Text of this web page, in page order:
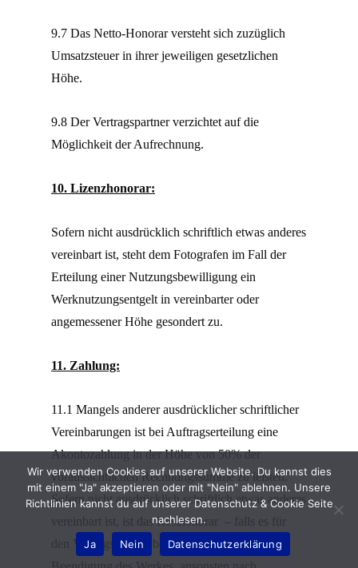
9.7 Das Netto-Honorar versteht sich zuzüglich
Umsatzsteuer in ihrer jeweiligen gesetzlichen
Höhe.
9.8 Der Vertragspartner verzichtet auf die
Möglichkeit der Aufrechnung.
10. Lizenzhonorar:
Sofern nicht ausdrücklich schriftlich etwas anderes
vereinbart ist, steht dem Fotografen im Fall der
Erteilung einer Nutzungsbewilligung ein
Werknutzungsentgelt in vereinbarter oder
angemessener Höhe gesondert zu.
11. Zahlung:
11.1 Mangels anderer ausdrücklicher schriftlicher
Vereinbarungen ist bei Auftragserteilung eine
Akontozahlung in der Höhe von 50% der
voraussichtlichen Rechnungssumme zu leisten.
Sofern nicht ausdrücklich schriftlich etwas anderes
vereinbart ist, ist das Resthonorar – falls es für
den Vertragspartner bestimmbar ist – nach
Wir verwenden Cookies auf unserer Website. Du kannst dies
mit einem "Ja" akzeptieren oder mit "Nein" ablehnen. Unsere
Richtlinien kannst du auf unserer Datenschutz & Cookie Seite
nachlesen.
Ja
Nein Datenschutzerklärung